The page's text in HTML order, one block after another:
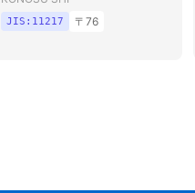
JIS: 11217 〒76